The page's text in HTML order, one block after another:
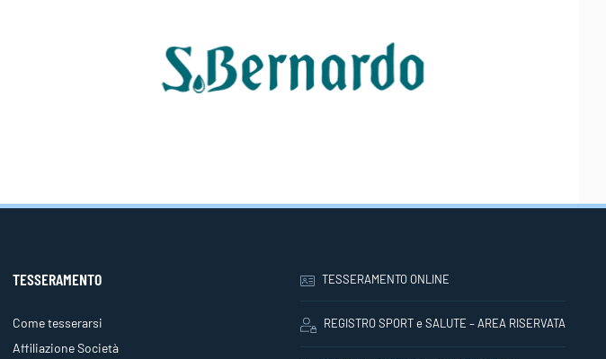
TESSERAMENTO
Come tesserarsi
Affiliazione Società
TESSERAMENTO ONLINE
REGISTRO SPORT e SALUTE – AREA RISERVATA